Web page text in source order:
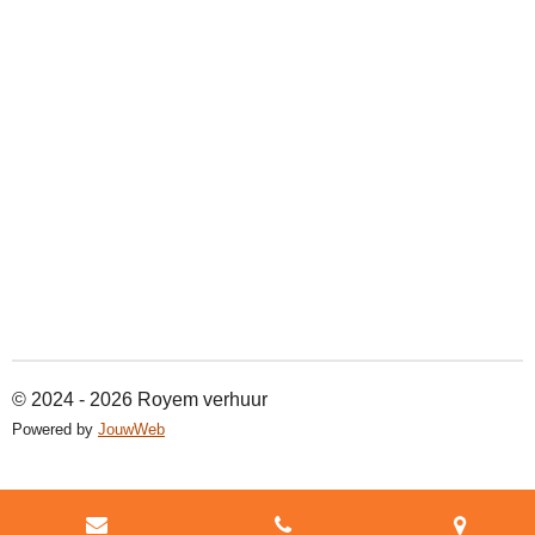
© 2024 - 2026 Royem verhuur
Powered by JouwWeb